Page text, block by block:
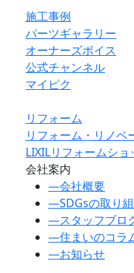
施工事例
パーツギャラリー
オーナーズボイス
公式チャンネル
マイピク
リフォーム
リフォーム・リノベ
LIXILリフォームシ
会社案内
―会社概要
―SDGsの取り
―スタッフブロ
―住まいのコラ
―お知らせ